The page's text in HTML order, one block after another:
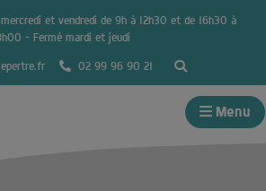
et vendredi de 9h à 12h30 et de 16h30 à
– Fermé mardi et jeudi
02 99 96 90 21
Menu